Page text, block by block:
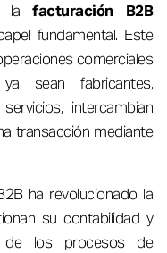
lafacturación B2B
fundamental. Este
comerciales
sean fabricantes,
intercambian
transacción mediante
ha revolucionado la
su contabilidad y
de los procesos de